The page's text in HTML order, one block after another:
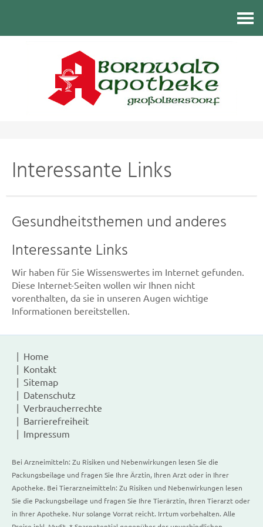
Interessante Links
Gesundheitsthemen und anderes
Interessante Links
Wir haben für Sie Wissenswertes im Internet gefunden.
Diese Internet-Seiten wollen wir Ihnen nicht
vorenthalten, da sie in unseren Augen wichtige
Informationen bereitstellen.
Home
Kontakt
Sitemap
Datenschutz
Verbraucherrechte
Barrierefreiheit
Impressum
Bei Arzneimitteln: Zu Risiken und Nebenwirkungen lesen Sie die
Packungsbeilage und fragen Sie Ihre Ärztin, Ihren Arzt oder in Ihrer
Apotheke. Bei Tierarzneimitteln: Zu Risiken und Nebenwirkungen lesen
Sie die Packungsbeilage und fragen Sie Ihre Tierärztin, Ihren Tierarzt oder
in Ihrer Apotheke. Nur solange Vorrat reicht. Irrtum vorbehalten. Alle